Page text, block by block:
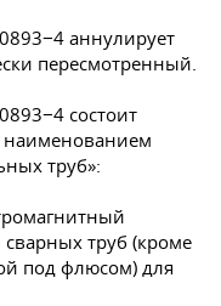
аннулирует
пересмотренный.
состоит
труб»:
труб (кроме
под флюсом) для